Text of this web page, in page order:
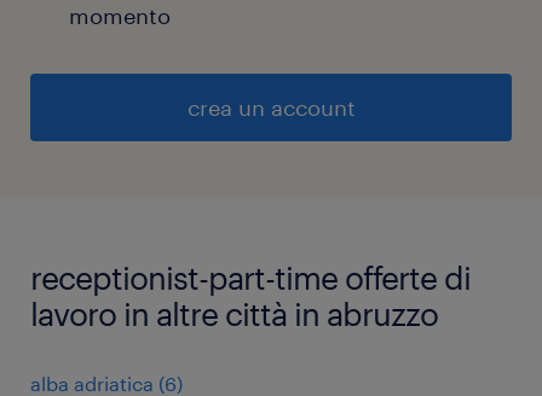
momento
crea un account
receptionist-part-time offerte di
lavoro in altre città in abruzzo
alba adriatica (6)